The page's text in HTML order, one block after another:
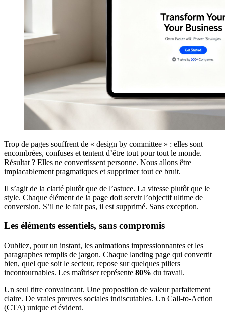
Trop de pages souffrent de « design by committee » : elles sont
encombrées, confuses et tentent d’être tout pour tout le monde.
Résultat ? Elles ne convertissent personne. Nous allons être
implacablement pragmatiques et supprimer tout ce bruit.
Il s’agit de la clarté plutôt que de l’astuce. La vitesse plutôt que le
style. Chaque élément de la page doit servir l’objectif ultime de
conversion. S’il ne le fait pas, il est supprimé. Sans exception.
Les éléments essentiels, sans compromis
Oubliez, pour un instant, les animations impressionnantes et les
paragraphes remplis de jargon. Chaque landing page qui convertit
bien, quel que soit le secteur, repose sur quelques piliers
incontournables. Les maîtriser représente 80% du travail.
Un seul titre convaincant. Une proposition de valeur parfaitement
claire. De vraies preuves sociales indiscutables. Un Call-to-Action
(CTA) unique et évident.